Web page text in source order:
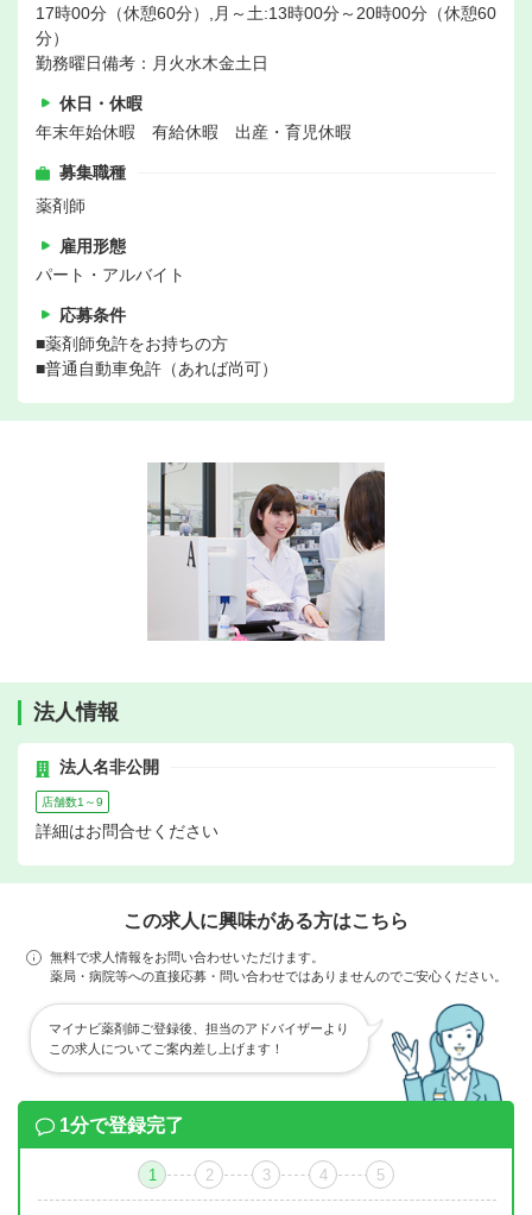
17時00分（休憩60分）,月～土:13時00分～20時00分（休憩60
分）
勤務曜日備考：月火水木金土日
休日・休暇
年末年始休暇 有給休暇 出産・育児休暇
募集職種
薬剤師
雇用形態
パート・アルバイト
応募条件
■薬剤師免許をお持ちの方
■普通自動車免許（あれば尚可）
法人情報
法人名非公開
店舗数1～9
詳細はお問合せください
この求人に興味がある方はこちら
無料で求人情報をお問い合わせいただけます。
薬局・病院等への直接応募・問い合わせではありませんのでご安心ください。
マイナビ薬剤師ご登録後、担当のアドバイザーより
この求人についてご案内差し上げます！
1分で登録完了
1 2 3 4 5